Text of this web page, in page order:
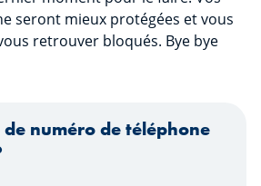
seront mieux protégées et vous
retrouver bloqués. Bye bye
de numéro de téléphone